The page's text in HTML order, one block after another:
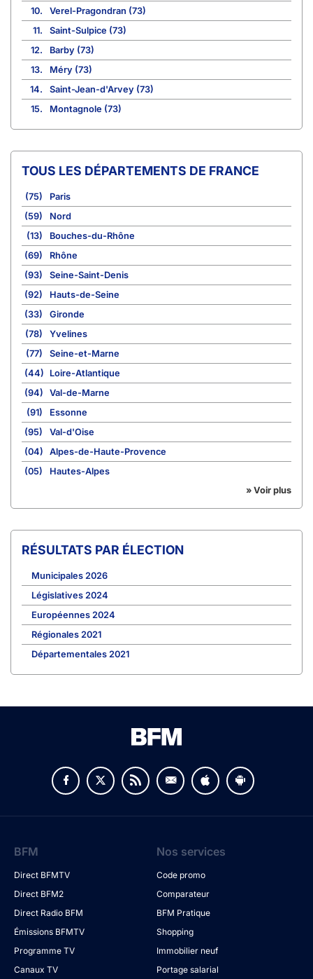
10.
Verel-Pragondran (73)
11.
Saint-Sulpice (73)
12.
Barby (73)
13.
Méry (73)
14.
Saint-Jean-d'Arvey (73)
15.
Montagnole (73)
TOUS LES DÉPARTEMENTS DE FRANCE
(75)
Paris
(59)
Nord
(13)
Bouches-du-Rhône
(69)
Rhône
(93)
Seine-Saint-Denis
(92)
Hauts-de-Seine
(33)
Gironde
(78)
Yvelines
(77)
Seine-et-Marne
(44)
Loire-Atlantique
(94)
Val-de-Marne
(91)
Essonne
(95)
Val-d'Oise
(04)
Alpes-de-Haute-Provence
(05)
Hautes-Alpes
» Voir plus
RÉSULTATS PAR ÉLECTION
Municipales 2026
Législatives 2024
Européennes 2024
Régionales 2021
Départementales 2021
BFM
Direct BFMTV
Direct BFM2
Direct Radio BFM
Émissions BFMTV
Programme TV
Canaux TV
Nos services
Code promo
Comparateur
BFM Pratique
Shopping
Immobilier neuf
Portage salarial